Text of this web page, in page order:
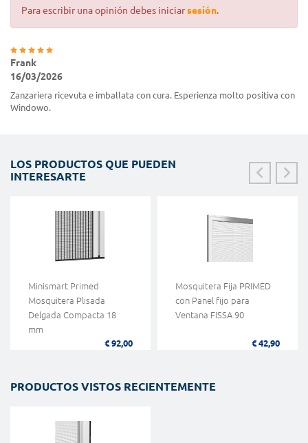
Para escribir una opinión debes iniciarsesión.
Frank
16/03/2026
Zanzariera ricevuta e imballata con cura. Esperienza molto positiva con
Windowo.
LOS PRODUCTOS QUE PUEDEN
INTERESARTE
Minismart Primed
Mosquitera Plisada
Delgada Compacta 18
mm
€ 92,00
Mosquitera Fija PRIMED
con Panel fijo para
Ventana FISSA 90
€ 42,90
PRODUCTOS VISTOS RECIENTEMENTE